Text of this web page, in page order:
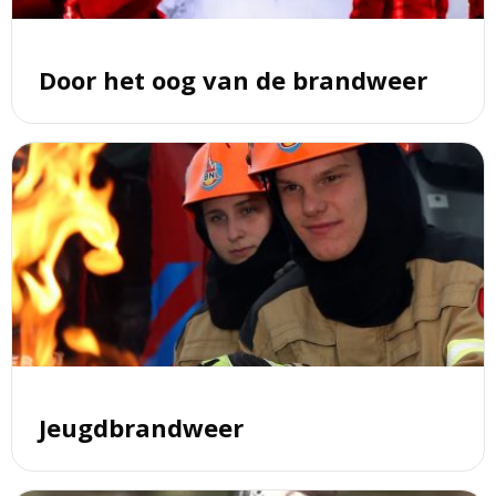
Door het oog van de brandweer
brandweer
Jeugdbrandweer
Lees
meer
over
Jeugdbrandweer